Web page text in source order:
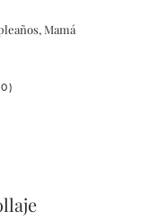
, Mamá